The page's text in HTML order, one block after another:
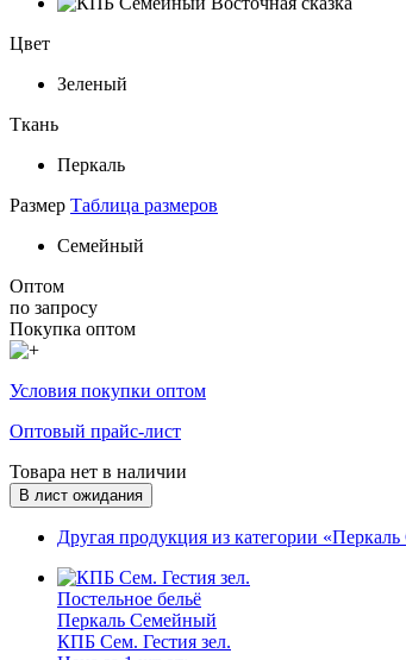
Цвет
Зеленый
Ткань
Перкаль
Размер Таблица размеров
Семейный
Оптом
по запросу
Покупка оптом
Условия покупки оптом
Оптовый прайс-лист
Товара нет в наличии
В лист ожидания
Другая продукция из категории
Постельное бельё
Перкаль Семейный
КПБ Сем. Гестия зел.